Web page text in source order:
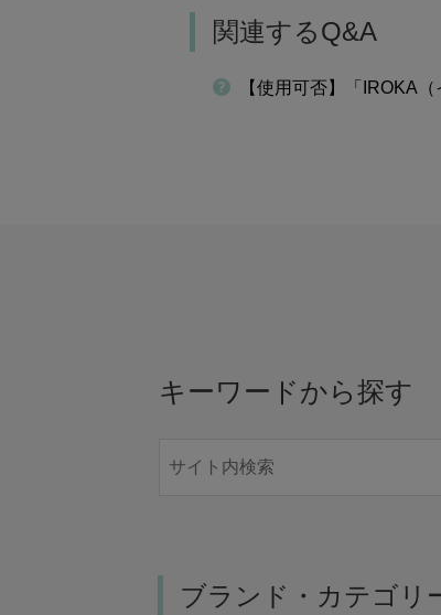
関連するQ&A
【使用可否】「IROKA
キーワードから探す
ブランド・カテゴリ